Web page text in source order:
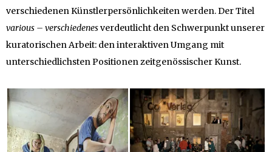
verschiedenen Künstlerpersönlichkeiten werden. Der Titel
various – verschiedenesverdeutlicht den Schwerpunkt unserer
kuratorischen Arbeit: den interaktiven Umgang mit
unterschiedlichsten Positionen zeitgenössischer Kunst.